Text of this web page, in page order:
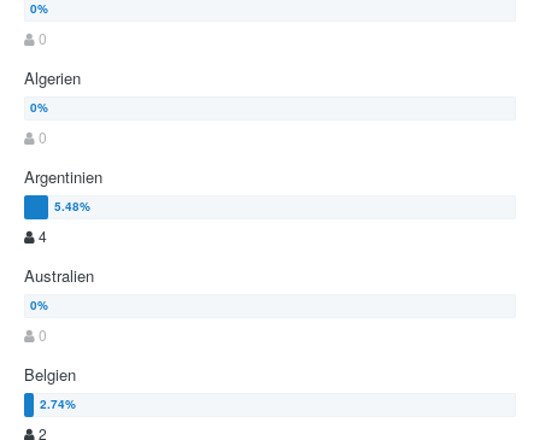
0
Algerien
0
Argentinien
4
Australien
0
Belgien
2